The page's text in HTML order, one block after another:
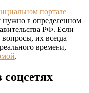
портале
нужно в определенном
РФ. Если
их всегда
времени,
.